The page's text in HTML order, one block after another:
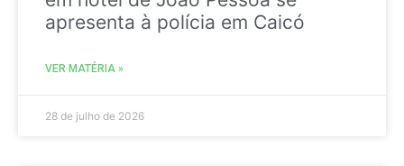
apresenta à polícia em Caicó
VER MATÉRIA »
28 de julho de 2026